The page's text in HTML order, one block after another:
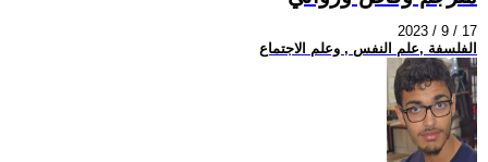
2023 / 9 / 17
الفلسفة ,علم النفس , وعلم الاجتماع